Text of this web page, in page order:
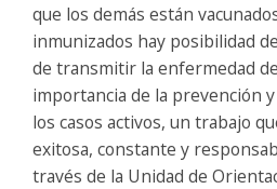
que los demás están
inmunizados hay posibilidad
de transmitir la enfermedad
importancia de la prevención
los casos activos, un trabajo
exitosa, constante y
través de la Unidad de